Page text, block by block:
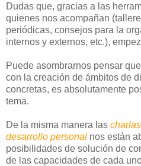
Dudas que, gracias a las
quienes nos acompañan
periódicas, consejos para la
internos y externos, etc.),
Puede asombrarnos pensar
con la creación de ámbitos de
concretas, es absolutamente
tema.
De la misma manera las
desarrollo personal nos están
posibilidades de solución de
de las capacidades de cada